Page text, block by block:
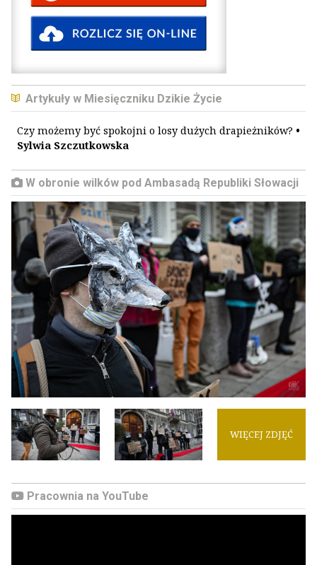
Artykuły w Miesięczniku Dzikie Życie
Czy możemy być spokojni o losy dużych drapieżników? •
Sylwia Szczutkowska
W obronie wilków pod Ambasadą Republiki Słowacji
WIĘCEJ ZDJĘĆ
Pracownia na YouTube